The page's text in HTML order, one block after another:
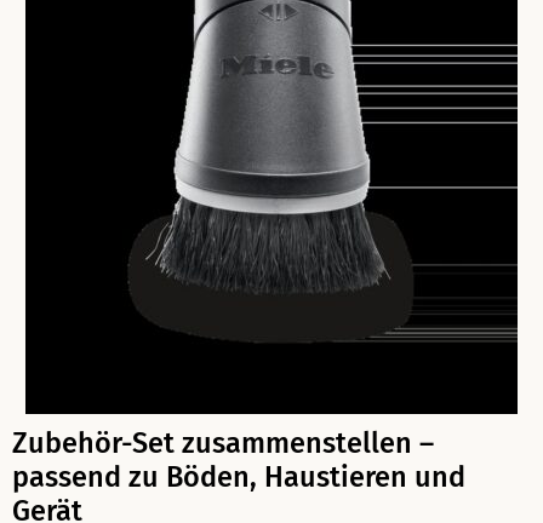
Zubehör-Set zusammenstellen –
passend zu Böden, Haustieren und
Gerät